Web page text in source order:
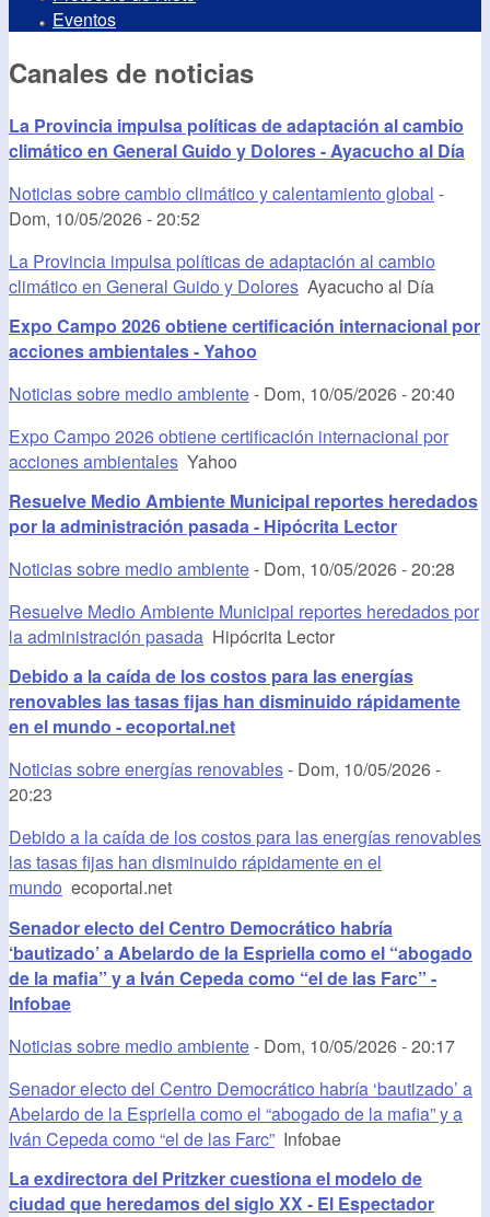
Eventos
Canales de noticias
La Provincia impulsa políticas de adaptación al cambio
climático en General Guido y Dolores - Ayacucho al Día
Noticias sobre cambio climático y calentamiento global -
Dom, 10/05/2026 - 20:52
La Provincia impulsa políticas de adaptación al cambio
climático en General Guido y Dolores Ayacucho al Día
Expo Campo 2026 obtiene certificación internacional por
acciones ambientales - Yahoo
Noticias sobre medio ambiente- Dom, 10/05/2026 - 20:40
Expo Campo 2026 obtiene certificación internacional por
acciones ambientales Yahoo
Resuelve Medio Ambiente Municipal reportes heredados
por la administración pasada - Hipócrita Lector
Noticias sobre medio ambiente- Dom, 10/05/2026 - 20:28
Resuelve Medio Ambiente Municipal reportes heredados por
la administración pasada Hipócrita Lector
Debido a la caída de los costos para las energías
renovables las tasas fijas han disminuido rápidamente
en el mundo - ecoportal.net
Noticias sobre energías renovables- Dom, 10/05/2026 -
20:23
Debido a la caída de los costos para las energías renovables
las tasas fijas han disminuido rápidamente en el
mundo ecoportal.net
Senador electo del Centro Democrático habría
‘bautizado’ a Abelardo de la Espriella como el “abogado
de la mafia” y a Iván Cepeda como “el de las Farc” -
Infobae
Noticias sobre medio ambiente- Dom, 10/05/2026 - 20:17
Senador electo del Centro Democrático habría ‘bautizado’ a
Abelardo de la Espriella como el “abogado de la mafia” y a
Iván Cepeda como “el de las Farc” Infobae
La exdirectora del Pritzker cuestiona el modelo de
ciudad que heredamos del siglo XX - El Espectador